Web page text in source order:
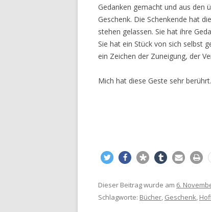
Gedanken gemacht und aus den
Geschenk. Die Schenkende hat
stehen gelassen. Sie hat ihre
Sie hat ein Stück von sich selbst
ein Zeichen der Zuneigung, der
Mich hat diese Geste sehr
Dieser Beitrag wurde am 6.
Schlagworte: Bücher, Geschenk,